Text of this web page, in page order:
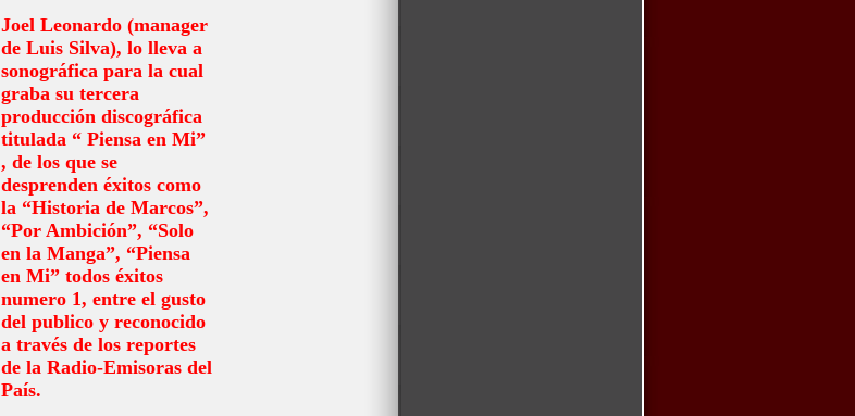
Joel Leonardo (manager
de Luis Silva), lo lleva a
sonográfica para la cual
graba su tercera
producción discográfica
titulada “ Piensa en Mi”
, de los que se
desprenden éxitos como
la “Historia de Marcos”,
“Por Ambición”, “Solo
en la Manga”, “Piensa
en Mi” todos éxitos
numero 1, entre el gusto
del publico y reconocido
a través de los reportes
de la Radio-Emisoras del
País.